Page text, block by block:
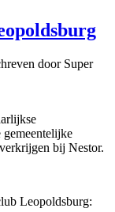
door Super
bij Nestor.
Leopoldsburg: